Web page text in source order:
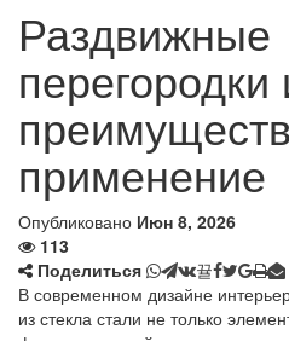
Раздвижные
перегородки
применение
Опубликовано Июн 8, 2026
113
Поделиться
В современном дизайне
из стекла стали не только